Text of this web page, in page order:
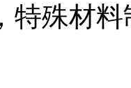
特殊材